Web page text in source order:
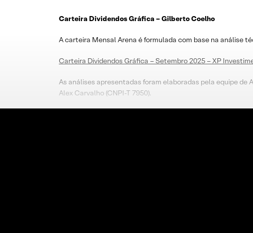
Carteira Dividendos Gráfica – Gilberto Coelho
A carteira Mensal Arena é formulada com base na análise
Carteira Dividendos Gráfica – Setembro 2025 – XP
As análises apresentadas foram elaboradas pela equipe de
Alex Carvalho (CNPI-T 7950).